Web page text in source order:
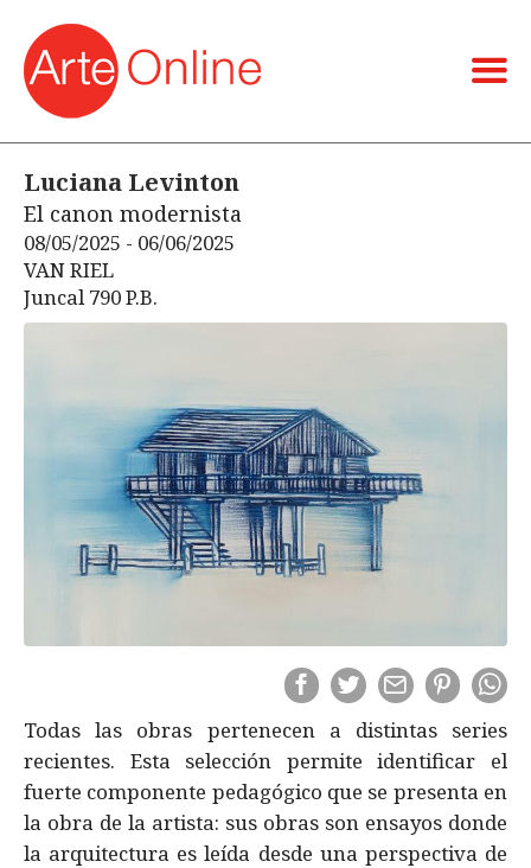
Luciana Levinton
El canon modernista
08/05/2025 - 06/06/2025
VAN RIEL
Juncal 790 P.B.
Todas las obras pertenecen a distintas series
recientes. Esta selección permite identificar el
fuerte componente pedagógico que se presenta en
la obra de la artista: sus obras son ensayos donde
la arquitectura es leída desde una perspectiva de